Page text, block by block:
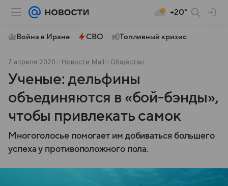
+20°
Война в Иране СВО Топливный кризис
7 апреля 2020 Новости Mail Общество
Ученые: дельфины
объединяются в «бой-бэнды»,
чтобы привлекать самок
Многоголосье помогает им добиваться большего
успеха у противоположного пола.